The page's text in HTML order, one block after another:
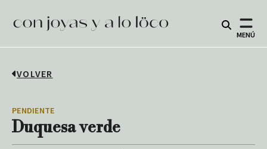
MENÚ
VOLVER
PENDIENTE
Duquesa verde